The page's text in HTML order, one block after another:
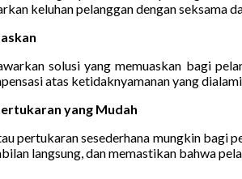
keluhan pelanggan dengan
solusi yang memuaskan bagi
atas ketidaknyamanan yang
yang Mudah
pertukaran sesederhana mungkin bagi
langsung, dan memastikan bahwa